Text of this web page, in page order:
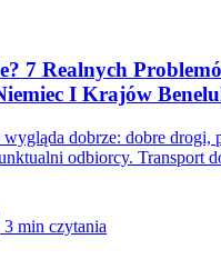
7 Realnych
I Krajów
wygląda dobrze: dobre drogi,
odbiorcy. Transport
3 min czytania